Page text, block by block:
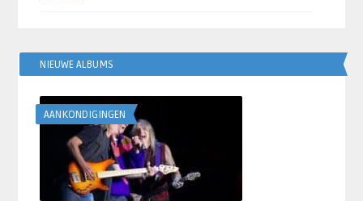
NIEUWE ALBUMS
AANKONDIGINGEN